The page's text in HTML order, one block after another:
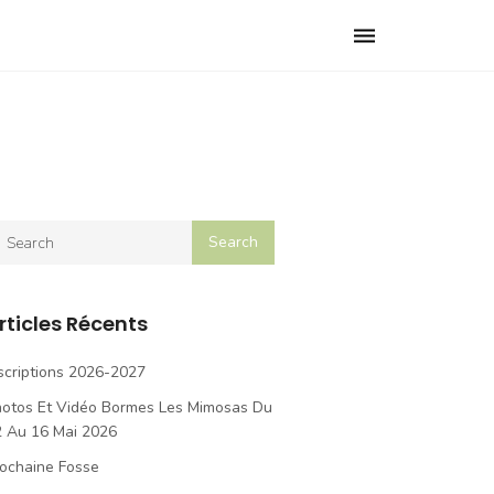
Toggle
Récents
2026-2027
Et Vidéo Bormes Les Mimosas Du
Au 16 Mai 2026
Fosse